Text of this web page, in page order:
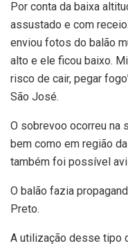
Por conta da baixa
assustado e com
enviou fotos do balão
alto e ele ficou baixo.
risco de cair, pegar
São José.
O sobrevoo ocorreu na
bem como em região
também foi possível
O balão fazia
Preto.
A utilização desse tipo